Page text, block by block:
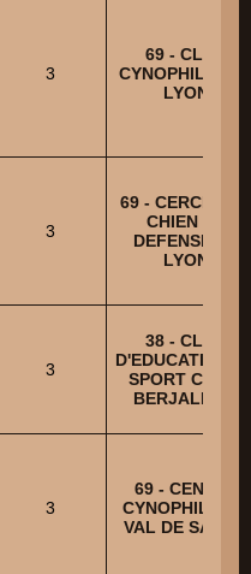
3
69 - CLUB
CYNOPHILE
LYON
3
69 - CERCLE DU
CHIEN DE
DEFENSE DE
LYON
3
38 - CLUB
D'EDUCATION
SPORT CANIN
BERJALLIEN
3
69 - CENTRE
CYNOPHILE DU
VAL DE SAONE